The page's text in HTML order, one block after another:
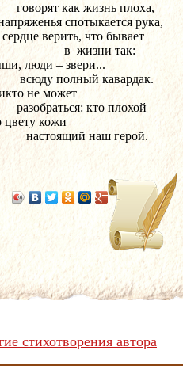
как жизнь плоха,
спотыкается рука,
верить, что бывает
так:
люди – звери...
полный кавардак.
не может
кто плохой
цвету кожи
наш герой.
стихотворения автора